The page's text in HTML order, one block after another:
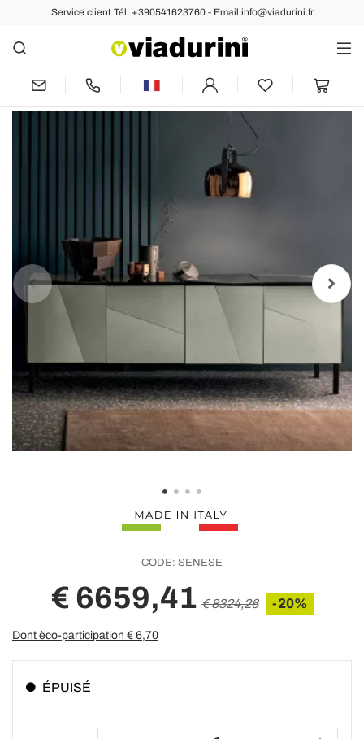
Service client Tél. +390541623760 - Email info@viadurini.fr
Arrière Précédent Suivant
Buffet de salon en bois noir mat et
verre, luxe fabriqué en Italie - Senese
CODE: SENESE
€ 6659,41 € 8324,26 -20%
Dont èco-participation € 6,70
ÉPUISÉ